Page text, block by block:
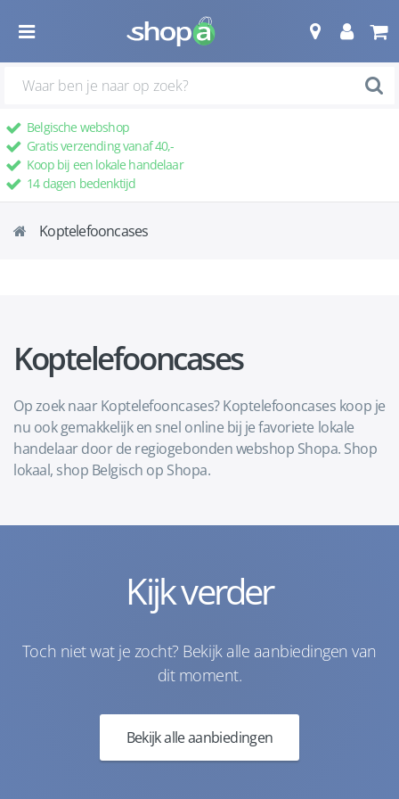
Belgische webshop
Gratis verzending vanaf 40,-
Koop bij een lokale handelaar
14 dagen bedenktijd
Koptelefooncases
Koptelefooncases
Op zoek naar Koptelefooncases? Koptelefooncases koop je
nu ook gemakkelijk en snel online bij je favoriete lokale
handelaar door de regiogebonden webshop Shopa. Shop
lokaal, shop Belgisch op Shopa.
Kijk verder
Toch niet wat je zocht? Bekijk alle aanbiedingen van
dit moment.
Bekijk alle aanbiedingen